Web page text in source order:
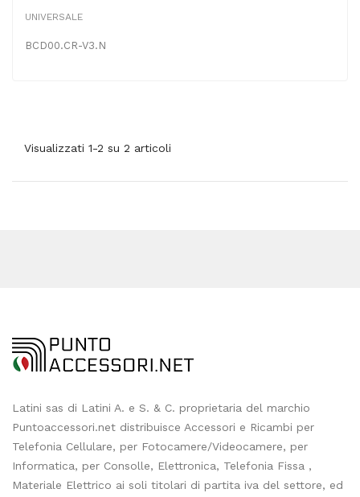
UNIVERSALE
BCD00.CR-V3.N
Visualizzati 1-2 su 2 articoli
Latini sas di Latini A. e S. & C. proprietaria del marchio
Puntoaccessori.net distribuisce Accessori e Ricambi per
Telefonia Cellulare, per Fotocamere/Videocamere, per
Informatica, per Consolle, Elettronica, Telefonia Fissa ,
Materiale Elettrico ai soli titolari di partita iva del settore, ed